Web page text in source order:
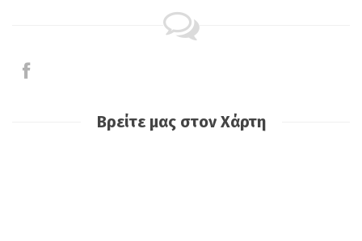
Βρείτε μας στον Χάρτη